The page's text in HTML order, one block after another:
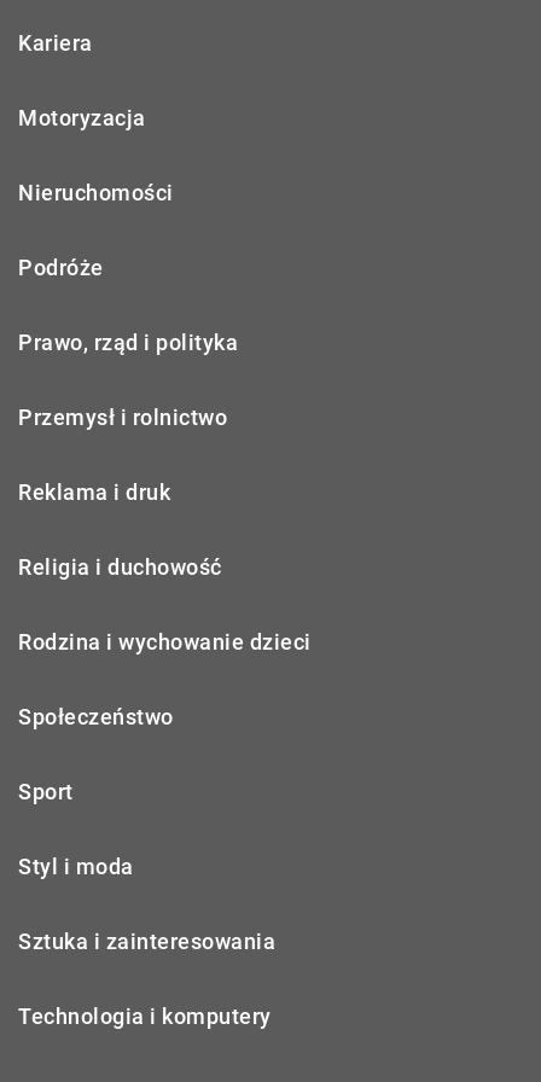
Kariera
Motoryzacja
Nieruchomości
Podróże
Prawo, rząd i polityka
Przemysł i rolnictwo
Reklama i druk
Religia i duchowość
Rodzina i wychowanie dzieci
Społeczeństwo
Sport
Styl i moda
Sztuka i zainteresowania
Technologia i komputery